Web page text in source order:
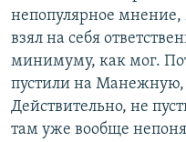
непопулярное
взял на себя
минимуму, как мог.
пустили на Манежную,
Действительно, не
там уже вообще